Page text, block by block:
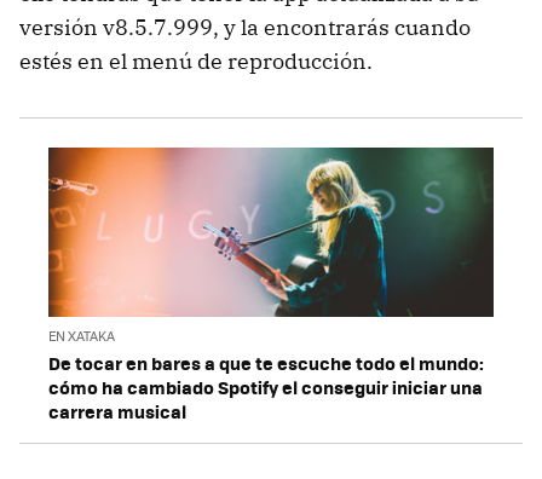
versión v8.5.7.999, y la encontrarás cuando
estés en el menú de reproducción.
EN XATAKA
De tocar en bares a que te escuche todo el mundo:
cómo ha cambiado Spotify el conseguir iniciar una
carrera musical